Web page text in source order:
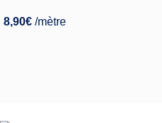
8,90€ /mètre